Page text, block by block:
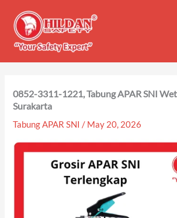
content
0852-3311-1221, Tabung APAR SNI
Surakarta
Tabung APAR SNI / May 20, 2026